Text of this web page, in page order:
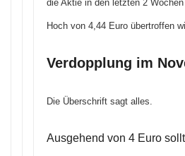
die Aktie in den letzten 2
Hoch von 4,44 Euro übertroffen
Verdopplung im
Die Überschrift sagt alles.
Ausgehend von 4 Euro